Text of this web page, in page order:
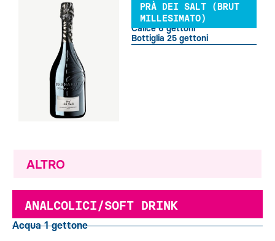
PRÀ DEI SALT (BRUT
MILLESIMATO)
Calice 6 gettoni
Bottiglia 25 gettoni
ALTRO
ANALCOLICI/SOFT DRINK
Acqua 1 gettone